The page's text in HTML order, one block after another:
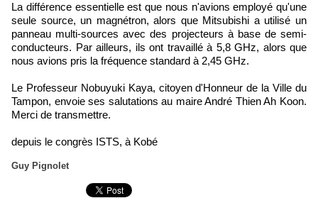
La différence essentielle est que nous n'avions employé qu'une
seule source, un magnétron, alors que Mitsubishi a utilisé un
panneau multi-sources avec des projecteurs à base de semi-
conducteurs. Par ailleurs, ils ont travaillé à 5,8 GHz, alors que
nous avions pris la fréquence standard à 2,45 GHz.
Le Professeur Nobuyuki Kaya, citoyen d'Honneur de la Ville du
Tampon, envoie ses salutations au maire André Thien Ah Koon.
Merci de transmettre.
depuis le congrès ISTS, à Kobé
Guy Pignolet